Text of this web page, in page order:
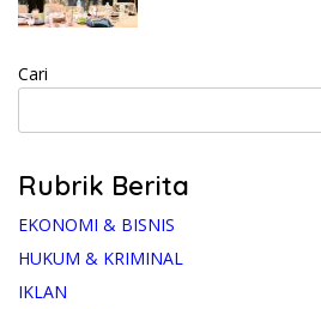
Cari
Rubrik Berita
EKONOMI & BISNIS
HUKUM & KRIMINAL
IKLAN